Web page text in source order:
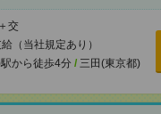
交
（当社規定あり）
から徒歩4分 / 三田(東京都)